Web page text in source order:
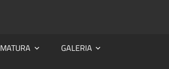
MATURA GALERIA